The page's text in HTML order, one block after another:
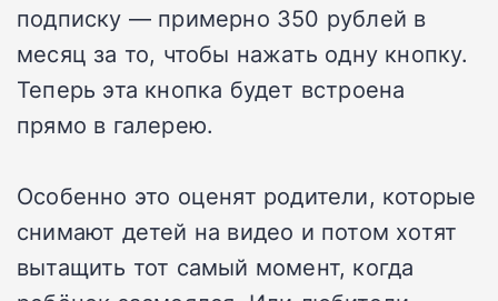
подписку — примерно 350 рублей в
месяц за то, чтобы нажать одну кнопку.
Теперь эта кнопка будет встроена
прямо в галерею.
Особенно это оценят родители, которые
снимают детей на видео и потом хотят
вытащить тот самый момент, когда